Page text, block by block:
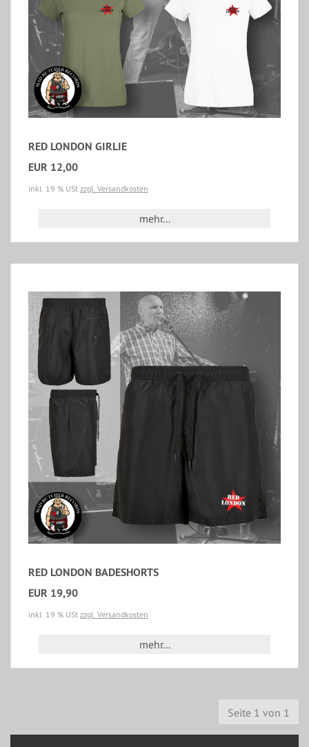
RED LONDON GIRLIE
EUR 12,00
inkl. 19 % USt zzgl. Versandkosten
mehr...
RED LONDON BADESHORTS
EUR 19,90
inkl. 19 % USt zzgl. Versandkosten
mehr...
Seite 1 von 1